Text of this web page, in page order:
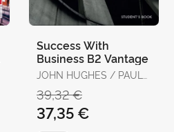
Success With
Business B2 Vantage
JOHN HUGHES / PAUL
PEDRETTI / HELEN
STEPHENSON / ROLF
COOK
39,32 €
37,35 €